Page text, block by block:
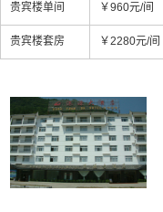
贵宾楼单间 ￥960元/间
贵宾楼套房 ￥2280元/间